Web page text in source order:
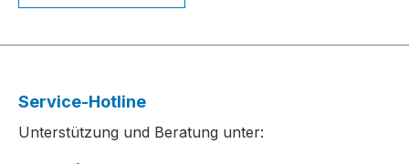
Service-Hotline
Unterstützung und Beratung unter: